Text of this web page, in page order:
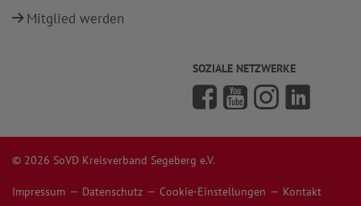
Mitglied werden
SOZIALE NETZWERKE
© 2026 SoVD Kreisverband Segeberg e.V.
Impressum Datenschutz Cookie-Einstellungen Kontakt